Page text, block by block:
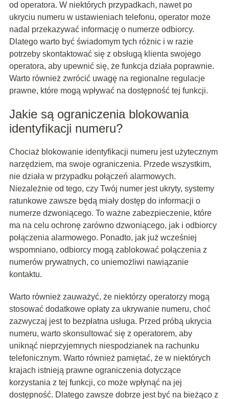
od operatora. W niektórych przypadkach, nawet po
ukryciu numeru w ustawieniach telefonu, operator może
nadal przekazywać informację o numerze odbiorcy.
Dlatego warto być świadomym tych różnic i w razie
potrzeby skontaktować się z obsługą klienta swojego
operatora, aby upewnić się, że funkcja działa poprawnie.
Warto również zwrócić uwagę na regionalne regulacje
prawne, które mogą wpływać na dostępność tej funkcji.
Jakie są ograniczenia blokowania
identyfikacji numeru?
Chociaż blokowanie identyfikacji numeru jest użytecznym
narzędziem, ma swoje ograniczenia. Przede wszystkim,
nie działa w przypadku połączeń alarmowych.
Niezależnie od tego, czy Twój numer jest ukryty, systemy
ratunkowe zawsze będą miały dostęp do informacji o
numerze dzwoniącego. To ważne zabezpieczenie, które
ma na celu ochronę zarówno dzwoniącego, jak i odbiorcy
połączenia alarmowego. Ponadto, jak już wcześniej
wspomniano, odbiorcy mogą zablokować połączenia z
numerów prywatnych, co uniemożliwi nawiązanie
kontaktu.
Warto również zauważyć, że niektórzy operatorzy mogą
stosować dodatkowe opłaty za ukrywanie numeru, choć
zazwyczaj jest to bezpłatna usługa. Przed próbą ukrycia
numeru, warto skonsultować się z operatorem, aby
uniknąć nieprzyjemnych niespodzianek na rachunku
telefonicznym. Warto również pamiętać, że w niektórych
krajach istnieją prawne ograniczenia dotyczące
korzystania z tej funkcji, co może wpłynąć na jej
dostępność. Dlatego zawsze dobrze jest być na bieżąco z